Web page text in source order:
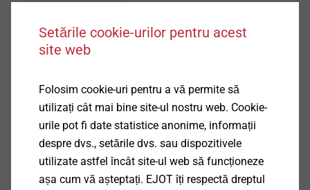
DELTA PT®
ALtracs®Plus
Setările cookie-urilor pentru acest
site web
Folosim cookie-uri pentru a vă permite să
utilizați cât mai bine site-ul nostru web. Cookie-
urile pot fi date statistice anonime, informații
despre dvs., setările dvs. sau dispozitivele
utilizate astfel încât site-ul web să funcționeze
așa cum vă așteptați. EJOT îți respectă dreptul